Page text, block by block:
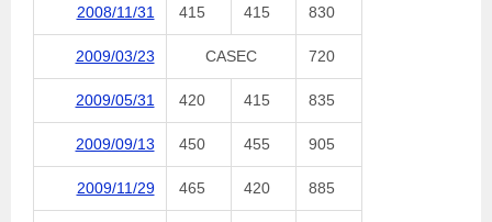
2008/11/31 415 415 830
2009/03/23 CASEC 720
2009/05/31 420 415 835
2009/09/13 450 455 905
2009/11/29 465 420 885